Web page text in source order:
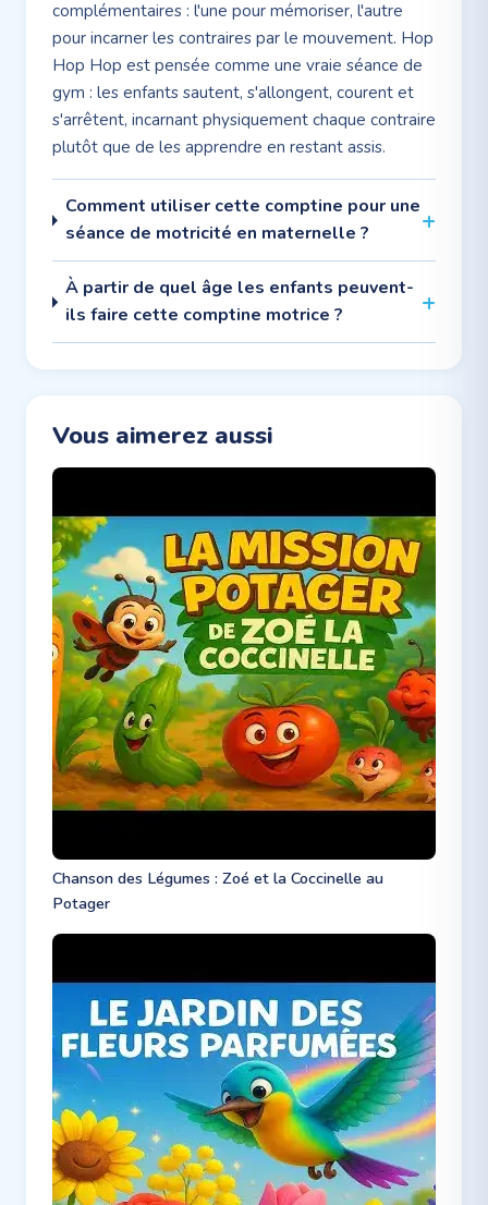
complémentaires : l'une pour mémoriser, l'autre
pour incarner les contraires par le mouvement. Hop
Hop Hop est pensée comme une vraie séance de
gym : les enfants sautent, s'allongent, courent et
s'arrêtent, incarnant physiquement chaque contraire
plutôt que de les apprendre en restant assis.
Comment utiliser cette comptine pour une
séance de motricité en maternelle ?
À partir de quel âge les enfants peuvent-
ils faire cette comptine motrice ?
Vous aimerez aussi
Chanson des Légumes : Zoé et la Coccinelle au
Potager